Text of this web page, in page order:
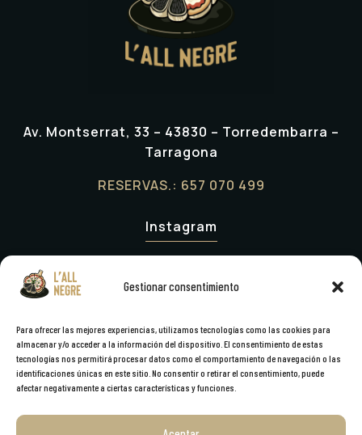
Gestionar consentimiento
Para ofrecer las mejores experiencias, utilizamos tecnologías como las cookies para
almacenar y/o acceder a la información del dispositivo. El consentimiento de estas
tecnologías nos permitirá procesar datos como el comportamiento de navegación o las
identificaciones únicas en este sitio. No consentir o retirar el consentimiento, puede
afectar negativamente a ciertas características y funciones.
Av. Montserrat, 33 – 43830 – Torredembarra –
Tarragona
RESERVAS.: 657 070 499
Instagram
Reseñas Google
AVISO LEGAL–POLÍTICA DE PRIVACIDAD
COOCKIES